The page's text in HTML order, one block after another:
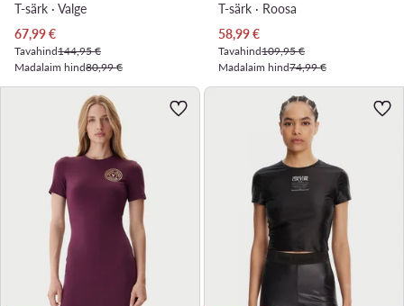
T-särk · Valge
Praegune hind
67,99€
Tavahind144,95 €
Madalaim hind80,99 €
T-särk · Roosa
Praegune hind
58,99€
Tavahind109,95 €
Madalaim hind74,99 €